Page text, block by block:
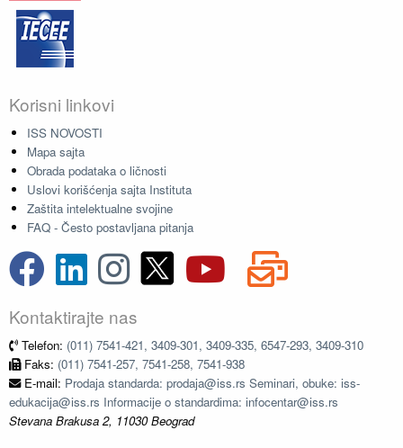
Korisni linkovi
ISS NOVOSTI
Mapa sajta
Obrada podataka o ličnosti
Uslovi korišćenja sajta Instituta
Zaštita intelektualne svojine
FAQ - Često postavljana pitanja
Kontaktirajte nas
Telefon: (011) 7541-421, 3409-301, 3409-335, 6547-293, 3409-310
Faks: (011) 7541-257, 7541-258, 7541-938
E-mail: Prodaja standarda: prodaja@iss.rs Seminari, obuke: iss-
edukacija@iss.rs Informacije o standardima: infocentar@iss.rs
Stevana Brakusa 2, 11030 Beograd